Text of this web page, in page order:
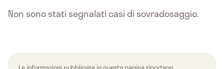
Non sono stati segnalati casi di sovradosaggio.